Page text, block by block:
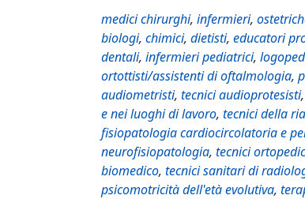
medici chirurghi, infermieri,
biologi, chimici, dietisti, educatori
dentali, infermieri pediatrici,
ortottisti/assistenti di oftalmologia,
audiometristi, tecnici audioprotesisti,
e nei luoghi di lavoro, tecnici della
fisiopatologia cardiocircolatoria e
neurofisiopatologia, tecnici
biomedico, tecnici sanitari di
psicomotricità dell'età evolutiva,